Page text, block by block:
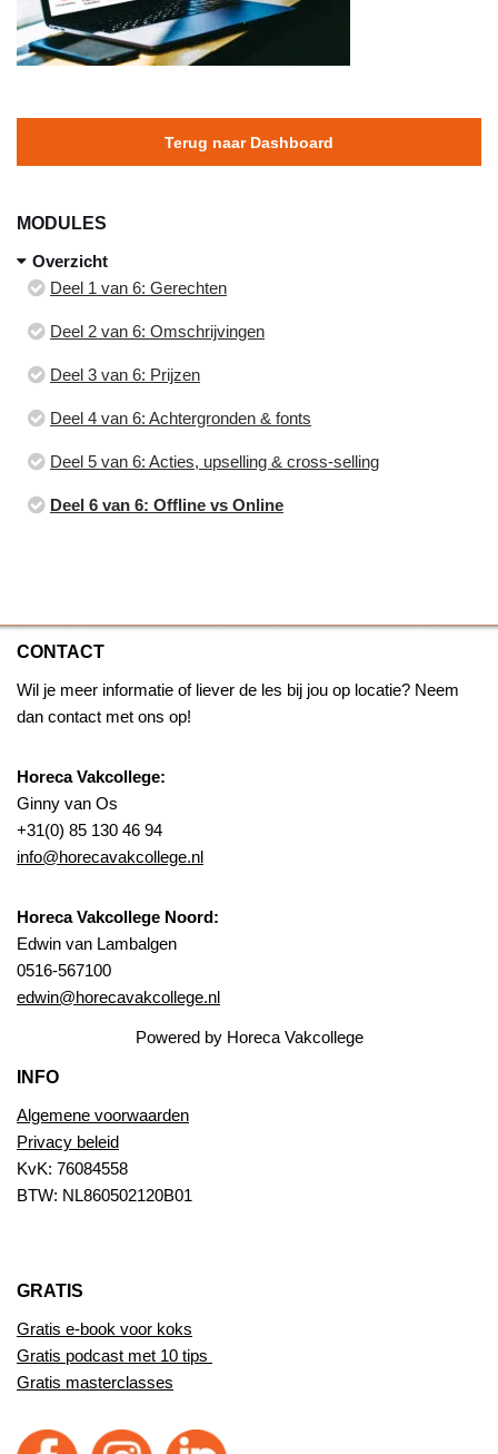
Terug naar Dashboard
MODULES
Overzicht
Deel 1 van 6: Gerechten
Deel 2 van 6: Omschrijvingen
Deel 3 van 6: Prijzen
Deel 4 van 6: Achtergronden & fonts
Deel 5 van 6: Acties, upselling & cross-selling
Deel 6 van 6: Offline vs Online
CONTACT
Wil je meer informatie of liever de les bij jou op locatie? Neem
dan contact met ons op!
Horeca Vakcollege:
Ginny van Os
+31(0) 85 130 46 94
info@horecavakcollege.nl
Horeca Vakcollege Noord:
Edwin van Lambalgen
0516-567100
edwin@horecavakcollege.nl
Powered by Horeca Vakcollege
INFO
Algemene voorwaarden
Privacy beleid
KvK: 76084558
BTW: NL860502120B01
GRATIS
Gratis e-book voor koks
Gratis podcast met 10 tips
Gratis masterclasses